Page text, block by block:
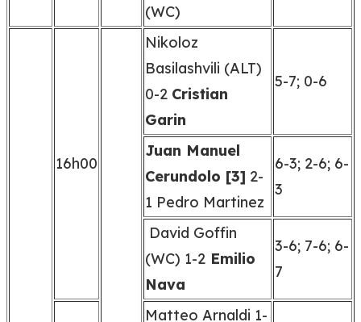
(WC)
16h00
Nikoloz
Basilashvili (ALT)
0-2 Cristian
Garin
5-7; 0-6
Juan Manuel
Cerundolo [3] 2-
1 Pedro Martinez
6-3; 2-6; 6-
3
David Goffin
(WC) 1-2 Emilio
Nava
3-6; 7-6; 6-
7
Matteo Arnaldi 1-